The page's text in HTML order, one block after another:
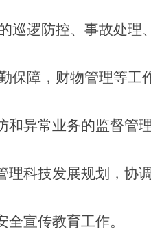
巡逻防控、事故处理
保障，财物管理等工
异常业务的监督管理
理科技发展规划，协
宣传教育工作。